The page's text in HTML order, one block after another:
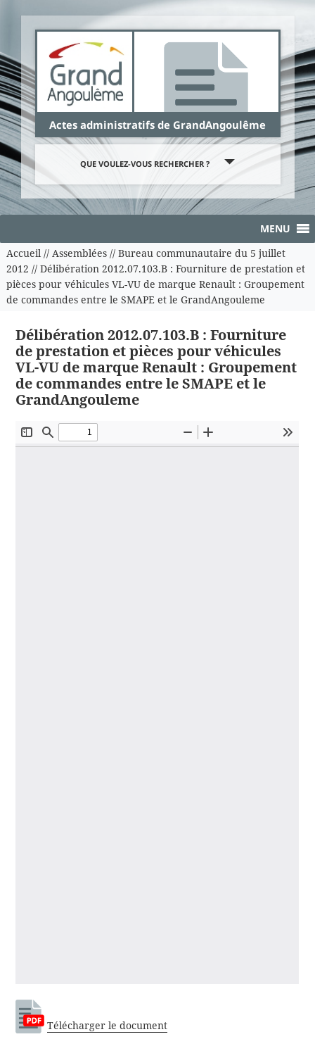
Actes administratifs de GrandAngoulême
QUE VOULEZ-VOUS RECHERCHER ?
MENU
Accueil// Assemblées// Bureau communautaire du 5 juillet
2012 // Délibération 2012.07.103.B : Fourniture de prestation et
pièces pour véhicules VL-VU de marque Renault : Groupement
de commandes entre le SMAPE et le GrandAngouleme
Délibération 2012.07.103.B : Fourniture
de prestation et pièces pour véhicules
VL-VU de marque Renault : Groupement
de commandes entre le SMAPE et le
GrandAngouleme
Télécharger le document
Panneau de gestion des cookies